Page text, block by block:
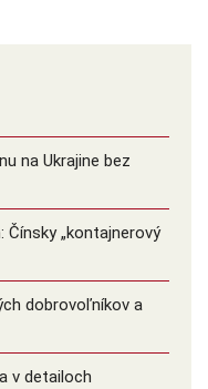
na Ukrajine bez
️„kontajnerový
dobrovoľníkov a
v detailoch